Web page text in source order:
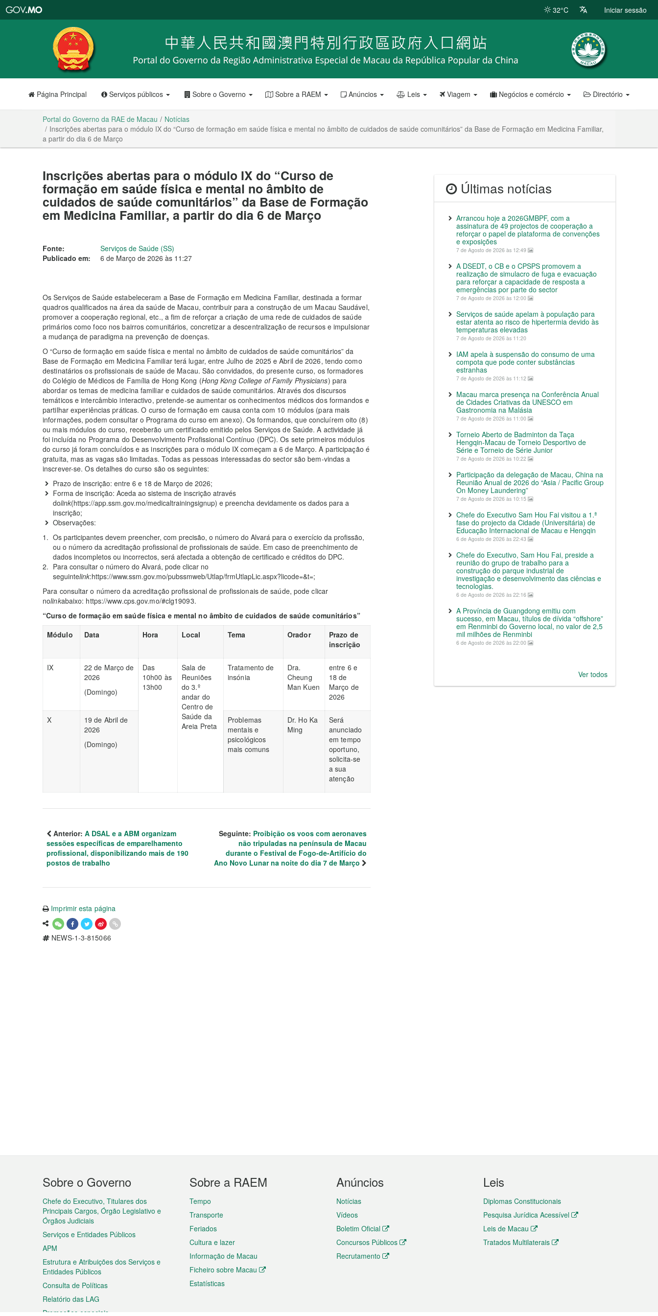
RAE
de
Macau
32°C Iniciar sessão
Página Principal Serviços públicos Sobre o Governo Sobre a RAEM Anúncios Leis Viagem Negócios e comércio Directório
Portal do Governo da RAE de Macau
Notícias
Inscrições abertas para o módulo IX do “Curso de formação em saúde física e mental no âmbito de cuidados de saúde comunitários” da Base de Formação em Medicina Familiar,
a partir do dia 6 de Março
Inscrições abertas para o módulo IX do “Curso de
formação em saúde física e mental no âmbito de
cuidados de saúde comunitários” da Base de Formação
em Medicina Familiar, a partir do dia 6 de Março
Fonte:
Serviços de Saúde (SS)
Publicado em:
6 de Março de 2026 às 11:27
Os Serviços de Saúde estabeleceram a Base de Formação em Medicina Familiar, destinada a formar
quadros qualificados na área da saúde de Macau, contribuir para a construção de um Macau Saudável,
promover a cooperação regional, etc., a fim de reforçar a criação de uma rede de cuidados de saúde
primários como foco nos bairros comunitários, concretizar a descentralização de recursos e impulsionar
a mudança de paradigma na prevenção de doenças.
O “Curso de formação em saúde física e mental no âmbito de cuidados de saúde comunitários” da
Base de Formação em Medicina Familiar terá lugar, entre Julho de 2025 e Abril de 2026, tendo como
destinatários os profissionais de saúde de Macau. São convidados, do presente curso, os formadores
do Colégio de Médicos de Família de Hong Kong (Hong Kong College of Family Physicians) para
abordar os temas de medicina familiar e cuidados de saúde comunitários. Através dos discursos
temáticos e intercâmbio interactivo, pretende-se aumentar os conhecimentos médicos dos formandos e
partilhar experiências práticas. O curso de formação em causa conta com 10 módulos (para mais
informações, podem consultar o Programa do curso em anexo). Os formandos, que concluírem oito (8)
ou mais módulos do curso, receberão um certificado emitido pelos Serviços de Saúde. A actividade já
foi incluída no Programa do Desenvolvimento Profissional Contínuo (DPC). Os sete primeiros módulos
do curso já foram concluídos e as inscrições para o módulo IX começam a 6 de Março. A participação é
gratuita, mas as vagas são limitadas. Todas as pessoas interessadas do sector são bem-vindas a
inscrever-se. Os detalhes do curso são os seguintes:
Prazo de inscrição: entre 6 e 18 de Março de 2026;
Forma de inscrição: Aceda ao sistema de inscrição através
dolink(https://app.ssm.gov.mo/medicaltrainingsignup) e preencha devidamente os dados para a
inscrição;
Observações:
Os participantes devem preencher, com precisão, o número do Alvará para o exercício da profissão,
ou o número da acreditação profissional de profissionais de saúde. Em caso de preenchimento de
dados incompletos ou incorrectos, será afectada a obtenção de certificado e créditos do DPC.
Para consultar o número do Alvará, pode clicar no
seguintelink:https://www.ssm.gov.mo/pubssmweb/Utlap/frmUtlapLic.aspx?licode=&t=;
Para consultar o número da acreditação profissional de profissionais de saúde, pode clicar
nolinkabaixo: https://www.cps.gov.mo/#clg19093.
“Curso de formação em saúde física e mental no âmbito de cuidados de saúde comunitários”
Módulo
Data Hora Local Tema Orador
Prazo de
inscrição
IX
22 de Março de
2026
(Domingo)
Das
10h00 às
13h00
Sala de
Reuniões
do 3.º
andar do
Centro de
Saúde da
Areia Preta
Tratamento de
insónia
Dra.
Cheung
Man Kuen
entre 6 e
18 de
Março de
2026
X
19 de Abril de
2026
(Domingo)
Problemas
mentais e
psicológicos
mais comuns
Dr. Ho Ka
Ming
Será
anunciado
em tempo
oportuno,
solicita-se
a sua
atenção
Anterior: A DSAL e a ABM organizam
sessões específicas de emparelhamento
profissional, disponibilizando mais de 190
postos de trabalho
Seguinte: Proibição os voos com aeronaves
não tripuladas na península de Macau
durante o Festival de Fogo-de-Artifício do
Ano Novo Lunar na noite do dia 7 de Março
Imprimir esta página
NEWS-1-3-815066
Últimas notícias
Arrancou hoje a 2026GMBPF, com a
assinatura de 49 projectos de cooperação a
reforçar o papel de plataforma de convenções
e exposições
7 de Agosto de 2026 às 12:49
A DSEDT, o CB e o CPSPS promovem a
realização de simulacro de fuga e evacuação
para reforçar a capacidade de resposta a
emergências por parte do sector
7 de Agosto de 2026 às 12:00
Serviços de saúde apelam à população para
estar atenta ao risco de hipertermia devido às
temperaturas elevadas
7 de Agosto de 2026 às 11:20
IAM apela à suspensão do consumo de uma
compota que pode conter substâncias
estranhas
7 de Agosto de 2026 às 11:12
Macau marca presença na Conferência Anual
de Cidades Criativas da UNESCO em
Gastronomia na Malásia
7 de Agosto de 2026 às 11:00
Torneio Aberto de Badminton da Taça
Hengqin-Macau de Torneio Desportivo de
Série e Torneio de Série Junior
7 de Agosto de 2026 às 10:22
Participação da delegação de Macau, China na
Reunião Anual de 2026 do “Asia / Pacific Group
On Money Laundering”
7 de Agosto de 2026 às 10:15
Chefe do Executivo Sam Hou Fai visitou a 1.ª
fase do projecto da Cidade (Universitária) de
Educação Internacional de Macau e Hengqin
6 de Agosto de 2026 às 22:43
Chefe do Executivo, Sam Hou Fai, preside a
reunião do grupo de trabalho para a
construção do parque industrial de
investigação e desenvolvimento das ciências e
tecnologias.
6 de Agosto de 2026 às 22:16
A Província de Guangdong emitiu com
sucesso, em Macau, títulos de dívida “offshore”
em Renminbi do Governo local, no valor de 2,5
mil milhões de Renminbi
6 de Agosto de 2026 às 22:00
Ver todos
Menu
do
rodapé
Sobre o Governo
Chefe do Executivo, Titulares dos
Principais Cargos, Órgão Legislativo e
Órgãos Judiciais
Serviços e Entidades Públicos
APM
Estrutura e Atribuições dos Serviços e
Entidades Públicos
Consulta de Políticas
Relatório das LAG
Promoções especiais
Sobre a RAEM
Tempo
Transporte
Feriados
Cultura e lazer
Informação de Macau
Ficheiro sobre Macau
Estatísticas
Anúncios
Notícias
Vídeos
Boletim Oficial
Concursos Públicos
Recrutamento
Leis
Diplomas Constitucionais
Pesquisa Jurídica Acessível
Leis de Macau
Tratados Multilaterais